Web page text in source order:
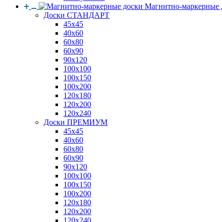
Магнитно-маркерные
Доски СТАНДАРТ
45x45
40x60
60x80
60x90
90x120
100x100
100x150
100x200
120x180
120x200
120x240
Доски ПРЕМИУМ
45x45
40x60
60x80
60x90
90x120
100x100
100x150
100x200
120x180
120x200
120x240